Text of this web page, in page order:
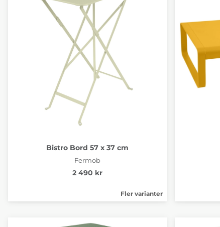
Bistro Bord 57 x 37 cm
Fermob
2 490 kr
Fler varianter